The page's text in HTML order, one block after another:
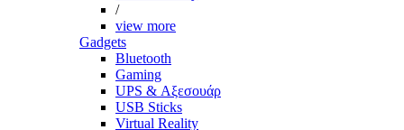
/
view more
Gadgets
Bluetooth
Gaming
UPS & Αξεσουάρ
USB Sticks
Virtual Reality